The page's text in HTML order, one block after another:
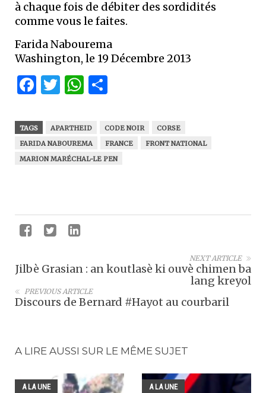
à chaque fois de débiter des sordidités
comme vous le faites.
Farida Nabourema
Washington, le 19 Décembre 2013
Facebook
Twitter
WhatsApp
TAGS APARTHEID CODE NOIR
CORSE
FARIDA NABOUREMA
FRANCE
FRONT NATIONAL
MARION MARÉCHAL-LE PEN
NEXT ARTICLE
Jilbè Grasian : an koutlasè ki ouvè chimen ba
lang kreyol
PREVIOUS ARTICLE
Discours de Bernard #Hayot au courbaril
A LIRE AUSSI SUR LE MÊME SUJET
A LA UNE A LA UNE